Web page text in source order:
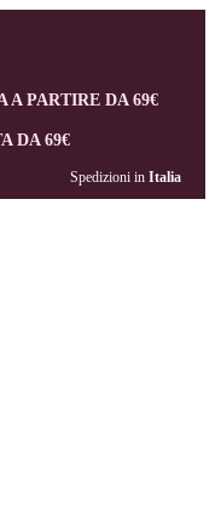
A PARTIRE DA 69€
DA 69€
Spedizioni in Italia